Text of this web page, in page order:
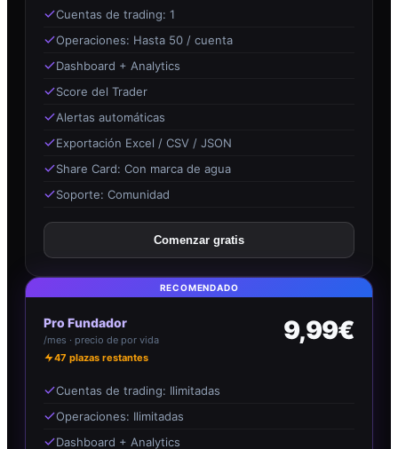
Cuentas de trading: 1
Operaciones: Hasta 50 / cuenta
Dashboard + Analytics
Score del Trader
Alertas automáticas
Exportación Excel / CSV / JSON
Share Card: Con marca de agua
Soporte: Comunidad
Comenzar gratis
RECOMENDADO
Pro Fundador
/mes · precio de por vida
47 plazas restantes
9,99€
Cuentas de trading: Ilimitadas
Operaciones: Ilimitadas
Dashboard + Analytics